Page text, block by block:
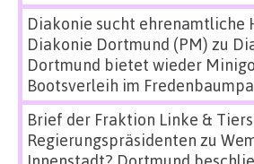
Diakonie sucht ehrenamtliche
Diakonie Dortmund (PM) zu
Dortmund bietet wieder
Bootsverleih im
Brief der Fraktion Linke &
Regierungspräsidenten zu